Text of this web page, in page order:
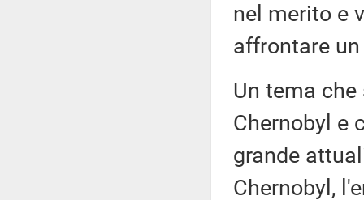
nel merito e
affrontare
Un tema
Chernobyl e
grande
Chernobyl,